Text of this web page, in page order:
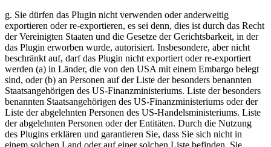
g. Sie dürfen das Plugin nicht verwenden oder anderweitig
exportieren oder re-exportieren, es sei denn, dies ist durch das Recht
der Vereinigten Staaten und die Gesetze der Gerichtsbarkeit, in der
das Plugin erworben wurde, autorisiert. Insbesondere, aber nicht
beschränkt auf, darf das Plugin nicht exportiert oder re-exportiert
werden (a) in Länder, die von den USA mit einem Embargo belegt
sind, oder (b) an Personen auf der Liste der besonders benannten
Staatsangehörigen des US-Finanzministeriums. Liste der besonders
benannten Staatsangehörigen des US-Finanzministeriums oder der
Liste der abgelehnten Personen des US-Handelsministeriums. Liste
der abgelehnten Personen oder der Entitäten. Durch die Nutzung
des Plugins erklären und garantieren Sie, dass Sie sich nicht in
einem solchen Land oder auf einer solchen Liste befinden. Sie